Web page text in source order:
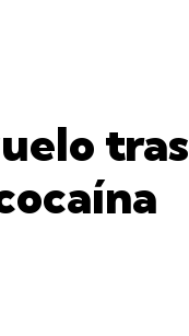
tras